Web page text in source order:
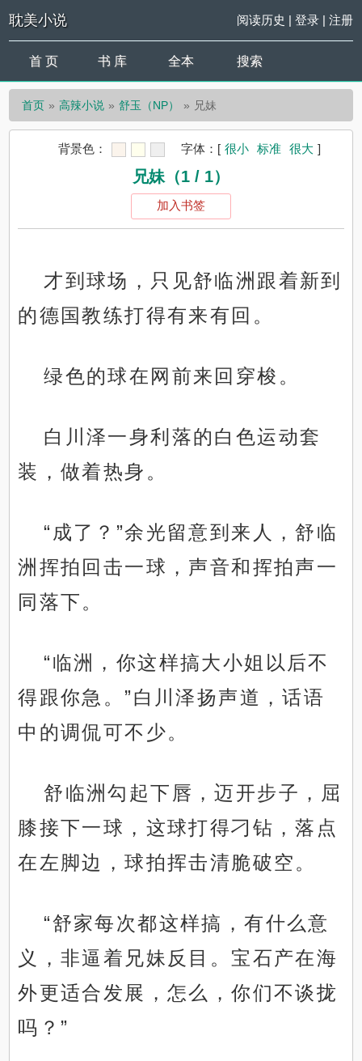
耽美小说 阅读历史 | 登录| 注册
首 页 书 库 全本 搜索
首页 高辣小说 舒玉（NP） 兄妹
背景色： 字体： [ 很小 标准 很大 ]
兄妹（1 / 1）
加入书签
才到球场，只见舒临洲跟着新到
的德国教练打得有来有回。
绿色的球在网前来回穿梭。
白川泽一身利落的白色运动套
装，做着热身。
“成了？”余光留意到来人，舒临
洲挥拍回击一球，声音和挥拍声一
同落下。
“临洲，你这样搞大小姐以后不
得跟你急。”白川泽扬声道，话语
中的调侃可不少。
舒临洲勾起下唇，迈开步子，屈
膝接下一球，这球打得刁钻，落点
在左脚边，球拍挥击清脆破空。
“舒家每次都这样搞，有什么意
义，非逼着兄妹反目。宝石产在海
外更适合发展，怎么，你们不谈拢
吗？”